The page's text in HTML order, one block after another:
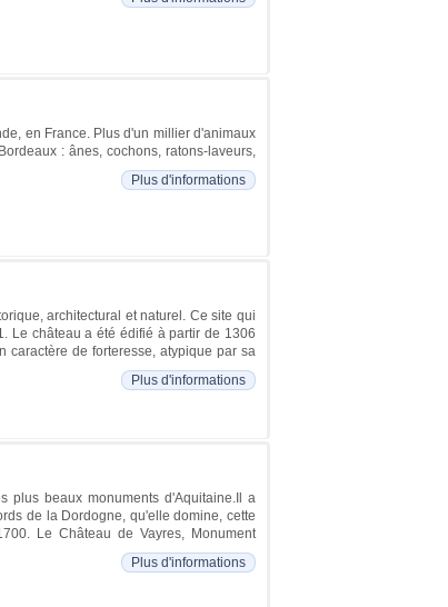
en France. Plus d'un millier d'animaux
: ânes, cochons, ratons-laveurs,
Plus d'informations
architectural et naturel. Ce site qui
Le château a été édifié à partir de 1306
de forteresse, atypique par sa
Plus d'informations
plus beaux monuments d'Aquitaine.Il a
de la Dordogne, qu'elle domine, cette
Le Château de Vayres, Monument
Plus d'informations